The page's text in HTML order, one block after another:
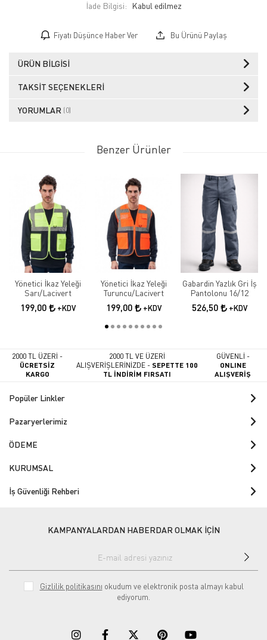
İade Bilgisi:
Fiyatı Düşünce Haber Ver Bu Ürünü Paylaş
ÜRÜN BILGISI
TAKSIT SEÇENEKLERI
YORUMLAR (0)
Benzer Ürünler
Yönetici İkaz Yeleği
Sarı/Lacivert
199,00 +KDV
Yönetici İkaz Yeleği
Turuncu/Lacivert
199,00 +KDV
Gabardin Yazlık Gri İş
Pantolonu 16/12
526,50 +KDV
2000 TL ÜZERİ -
ÜCRETSİZ
KARGO
2000 TL VE ÜZERİ
ALIŞVERİŞLERİNİZDE -SEPETTE 100
TL İNDİRİM FIRSATI
GÜVENLİ -
ONLINE
ALIŞVERİŞ
Popüler Linkler
Pazaryerlerimiz
ÖDEME
KURUMSAL
İş Güvenliği Rehberi
KAMPANYALARDAN HABERDAR OLMAK İÇİN
Gizlilik politikasını okudum ve elektronik posta almayı kabul
ediyorum.